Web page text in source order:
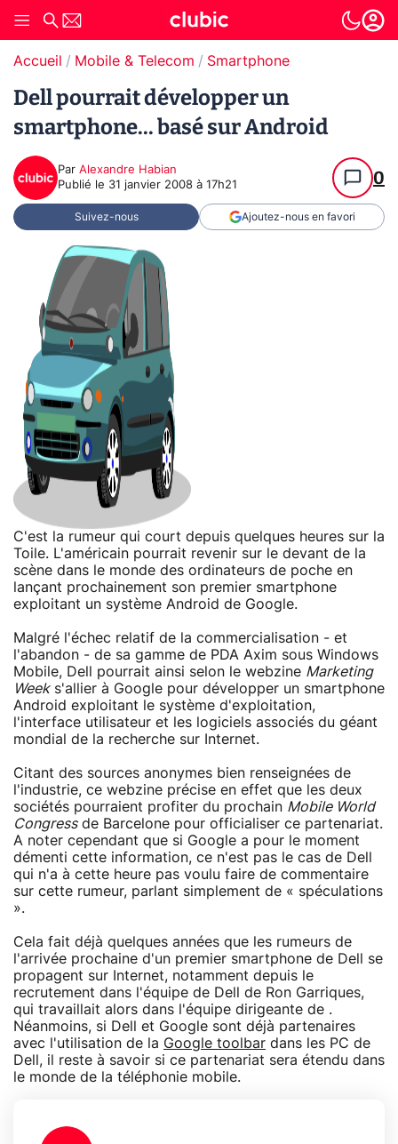
Accueil Mobile & Telecom Smartphone
Dell pourrait développer un
smartphone... basé sur Android
Par Alexandre Habian
Publié le 31 janvier 2008 à 17h21 0
Suivez-nous Ajoutez-nous en favori
C'est la rumeur qui court depuis quelques heures sur la
Toile. L'américain pourrait revenir sur le devant de la
scène dans le monde des ordinateurs de poche en
lançant prochainement son premier smartphone
exploitant un système Android de Google.
Malgré l'échec relatif de la commercialisation - et
l'abandon - de sa gamme de PDA Axim sous Windows
Mobile, Dell pourrait ainsi selon le webzine Marketing
Weeks'allier à Google pour développer un smartphone
Android exploitant le système d'exploitation,
l'interface utilisateur et les logiciels associés du géant
mondial de la recherche sur Internet.
Citant des sources anonymes bien renseignées de
l'industrie, ce webzine précise en effet que les deux
sociétés pourraient profiter du prochain Mobile World
Congressde Barcelone pour officialiser ce partenariat.
A noter cependant que si Google a pour le moment
démenti cette information, ce n'est pas le cas de Dell
qui n'a à cette heure pas voulu faire de commentaire
sur cette rumeur, parlant simplement de « spéculations
».
Cela fait déjà quelques années que les rumeurs de
l'arrivée prochaine d'un premier smartphone de Dell se
propagent sur Internet, notamment depuis le
recrutement dans l'équipe de Dell de Ron Garriques,
qui travaillait alors dans l'équipe dirigeante de .
Néanmoins, si Dell et Google sont déjà partenaires
avec l'utilisation de la Google toolbar dans les PC de
Dell, il reste à savoir si ce partenariat sera étendu dans
le monde de la téléphonie mobile.